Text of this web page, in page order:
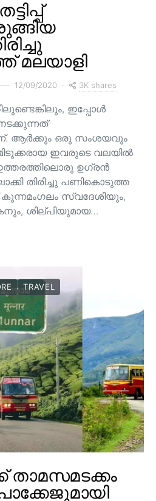
മലയാളി
12/09/2020 3K shares
ഇപ്പോൾ
ആർക്കും ഒരു സംശയവും
മിടുക്കരായ ഇവരുടെ വലയിൽ
ഉഗ്രൻ
തിരിച്ചു പണികൊടുത്ത
സ്വദേശിയും,
ശില്പിയുമായ…
TRAVEL
താമസമടക്കം